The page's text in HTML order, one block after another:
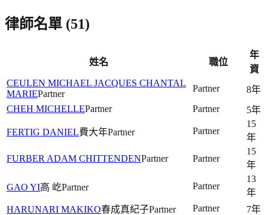
律師名單 (51)
姓名 職位
年
資
CEULEN MICHAEL JACQUES CHANTAL
MARIEPartner
Partner
8年
CHEH MICHELLEPartner Partner 5年
FERTIG DANIEL費大年Partner Partner
15
年
FURBER ADAM CHITTENDENPartner Partner
15
年
GAO YI高 屹Partner Partner
13
年
HARUNARI MAKIKO春成真紀子Partner Partner 7年